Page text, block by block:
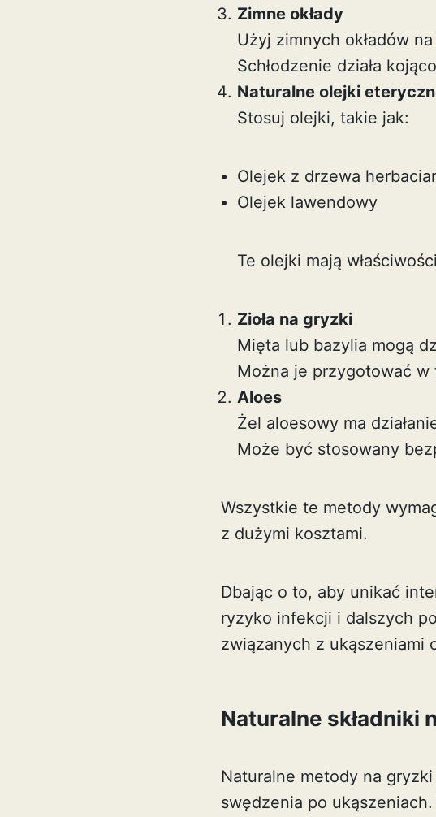
Zimne okłady
Użyj zimnych okładów
Schłodzenie działa
Naturalne olejki
Stosuj olejki, takie jak:
Olejek z drzewa
Olejek lawendowy
Te olejki mają
Zioła na gryzki
Mięta lub bazylia mogą
Można je przygotować w
Aloes
Żel aloesowy ma
Może być stosowany
Wszystkie te metody
z dużymi kosztami.
Dbając o to, aby unikać
ryzyko infekcji i dalszych
związanych z ukąszeniami
Naturalne składniki
Naturalne metody na
swędzenia po